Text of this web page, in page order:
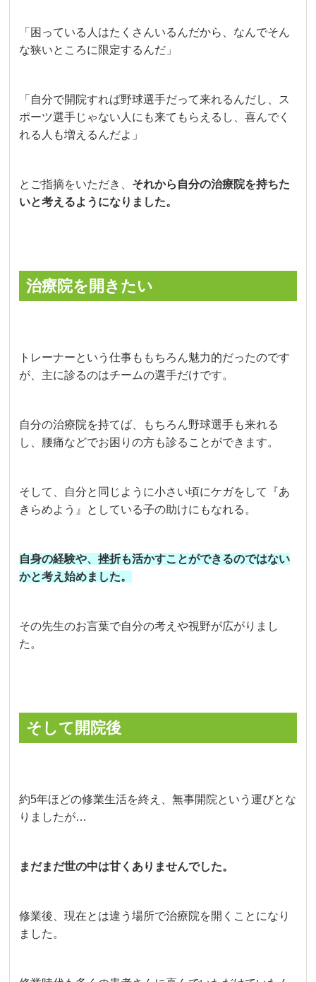
「困っている人はたくさんいるんだから、なんでそん
な狭いところに限定するんだ」
「自分で開院すれば野球選手だって来れるんだし、ス
ポーツ選手じゃない人にも来てもらえるし、喜んでく
れる人も増えるんだよ」
とご指摘をいただき、 それから自分の治療院を持ちた
いと考えるようになりました。
治療院を開きたい
トレーナーという仕事ももちろん魅力的だったのです
が、主に診るのはチームの選手だけです。
自分の治療院を持てば、もちろん野球選手も来れる
し、腰痛などでお困りの方も診ることができます。
そして、自分と同じように小さい頃にケガをして『あ
きらめよう』としている子の助けにもなれる。
自身の経験や、挫折も活かすことができるのではない
かと考え始めました。
その先生のお言葉で自分の考えや視野が広がりまし
た。
そして開院後
約5年ほどの修業生活を終え、無事開院という運びとな
りましたが…
まだまだ世の中は甘くありませんでした。
修業後、現在とは違う場所で治療院を開くことになり
ました。